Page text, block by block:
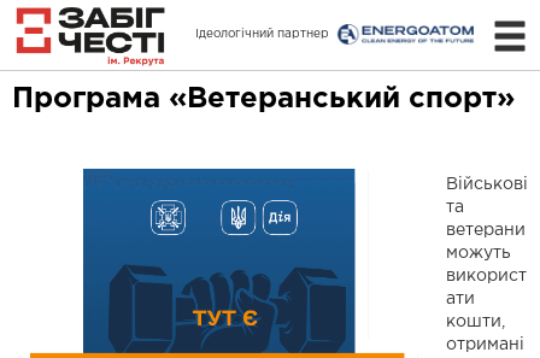
Ідеологічний партнер
Програма «Ветеранський спорт»
Військові
та
ветерани
можуть
використ
ати
кошти,
отримані